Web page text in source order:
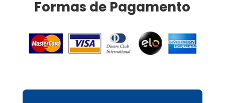
Formas de Pagamento